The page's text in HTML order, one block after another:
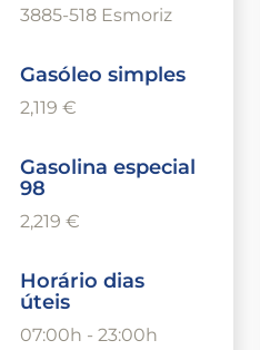
3885-518 Esmoriz
Gasóleo simples
2,119 €
Gasolina especial
98
2,219 €
Horário dias
úteis
07:00h - 23:00h